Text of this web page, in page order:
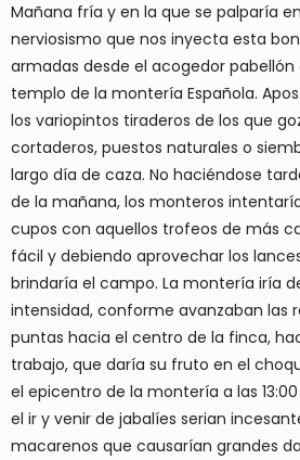
Mañana fría y en la que se palparía
nerviosismo que nos inyecta esta
armadas desde el acogedor
templo de la montería Española.
los variopintos tiraderos de los que
cortaderos, puestos naturales o
largo día de caza. No haciéndose
de la mañana, los monteros
cupos con aquellos trofeos de más
fácil y debiendo aprovechar los
brindaría el campo. La montería iría
intensidad, conforme avanzaban las
puntas hacia el centro de la finca,
trabajo, que daría su fruto en el
el epicentro de la montería a las
el ir y venir de jabalíes serian
macarenos que causarían grandes